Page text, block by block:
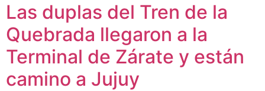
Las duplas del Tren de la
Quebrada llegaron a la
Terminal de Zárate y están
camino a Jujuy